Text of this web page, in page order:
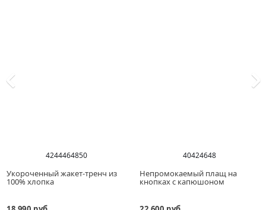
4244464850
Укороченный жакет-тренч из
100% хлопка
40424648
Непромокаемый плащ на
кнопках с капюшоном